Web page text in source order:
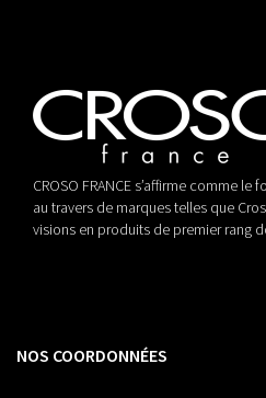
CROSO FRANCE s’affirme comme
au travers de marques telles que
visions en produits de premier rang
NOS COORDONNÉES